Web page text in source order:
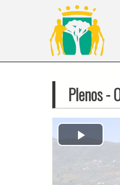
Plenos-
Play
Video